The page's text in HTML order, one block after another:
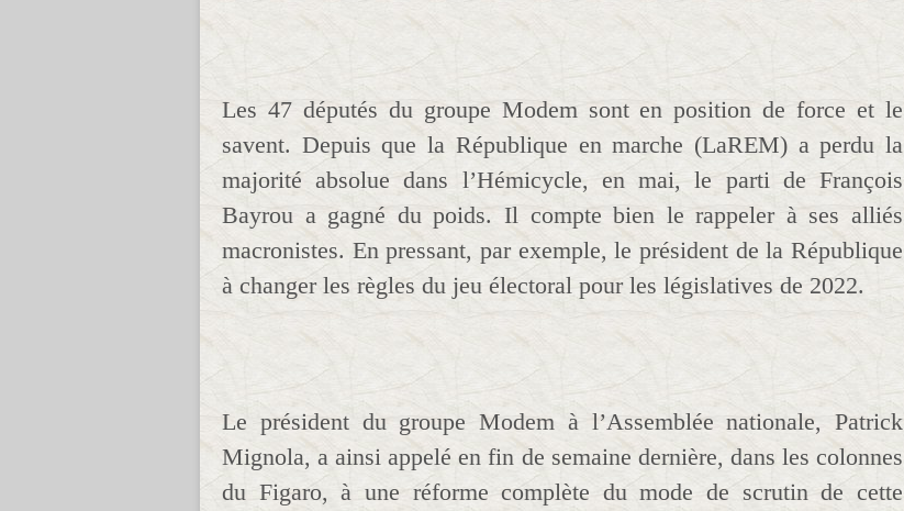
Les 47 députés du groupe Modem sont en position de force et le
savent. Depuis que la République en marche (LaREM) a perdu la
majorité absolue dans l’Hémicycle, en mai, le parti de François
Bayrou a gagné du poids. Il compte bien le rappeler à ses alliés
macronistes. En pressant, par exemple, le président de la République
à changer les règles du jeu électoral pour les législatives de 2022.
Le président du groupe Modem à l’Assemblée nationale, Patrick
Mignola, a ainsi appelé en fin de semaine dernière, dans les colonnes
du Figaro, à une réforme complète du mode de scrutin de cette